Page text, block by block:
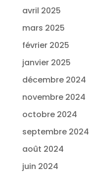
avril 2025
mars 2025
février 2025
janvier 2025
décembre 2024
novembre 2024
octobre 2024
septembre 2024
août 2024
juin 2024